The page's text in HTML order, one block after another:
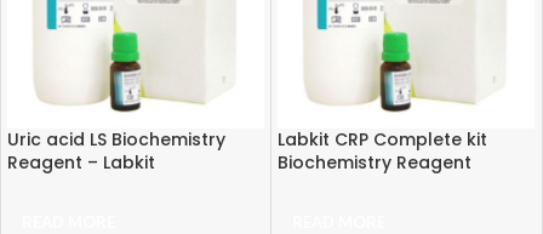
Uric acid LS Biochemistry
Reagent – Labkit
Labkit CRP Complete kit
Biochemistry Reagent